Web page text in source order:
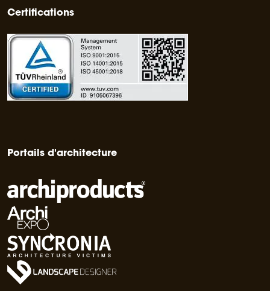
Certifications
Portails d'architecture